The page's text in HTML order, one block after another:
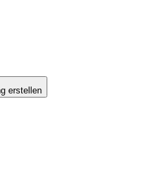
erstellen